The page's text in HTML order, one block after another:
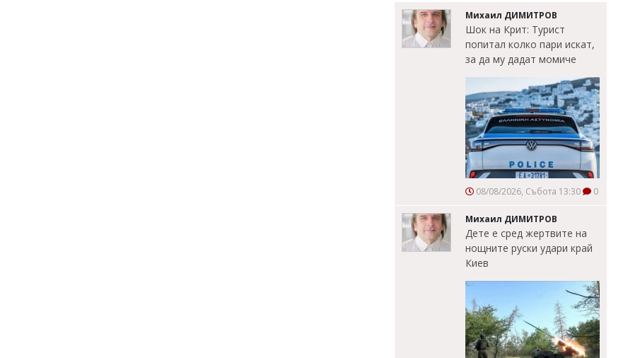
Михаил ДИМИТРОВ
Шок на Крит: Турист
попитал колко пари искат,
за да му дадат момиче
08/08/2026, Събота 13:30 0
Михаил ДИМИТРОВ
Дете е сред жертвите на
нощните руски удари край
Киев